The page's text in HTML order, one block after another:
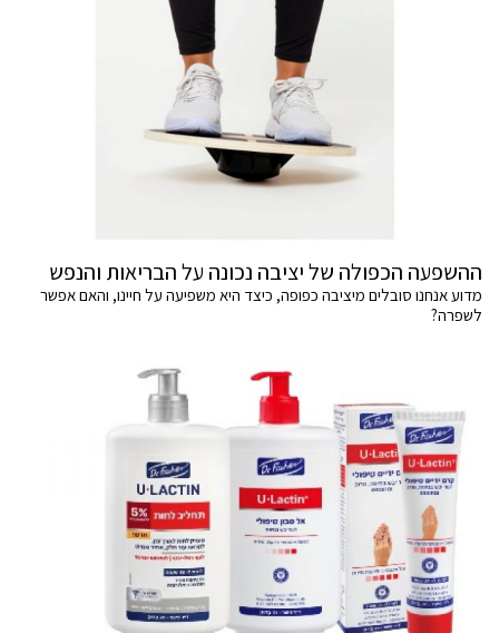
ההשפעה הכפולה של יציבה נכונה על הבריאות והנפש
מדוע אנחנו סובלים מיציבה כפופה, כיצד היא משפיעה על חיינו, והאם אפשר
לשפרה?